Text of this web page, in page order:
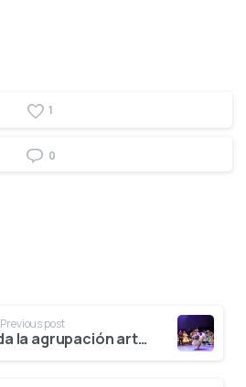
1
0
Previous post
Seleccionada la agrupación artística para la presentación oficial en Bogotá del Festival del Bambuco en San Juan y San Pedro